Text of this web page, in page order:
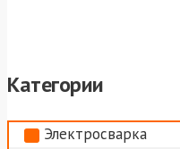
Категории
Электросварка